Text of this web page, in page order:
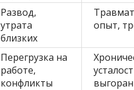
Развод,
утрата
близких
опыт,
Перегрузка на
работе,
конфликты